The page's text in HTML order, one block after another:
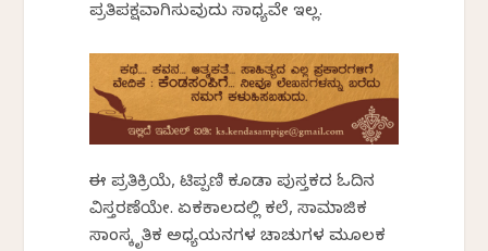
ಪ್ರತಿಪಕ್ಷವಾಗಿಸುವುದು ಸಾಧ್ಯವೇ ಇಲ್ಲ.
ಈ ಪ್ರತಿಕ್ರಿಯೆ, ಟಿಪ್ಪಣಿ ಕೂಡಾ ಪುಸ್ತಕದ ಓದಿನ
ವಿಸ್ತರಣೆಯೇ. ಏಕಕಾಲದಲ್ಲಿ ಕಲೆ, ಸಾಮಾಜಿಕ
ಸಾಂಸ್ಕೃತಿಕ ಅಧ್ಯಯನಗಳ ಚಾಚುಗಳ ಮೂಲಕ